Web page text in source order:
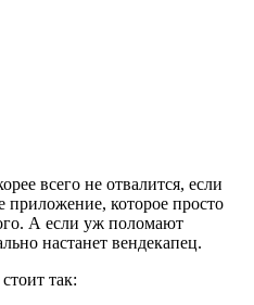
всего не отвалится, если
приложение, которое просто
А если уж поломают
настанет вендекапец.
так: